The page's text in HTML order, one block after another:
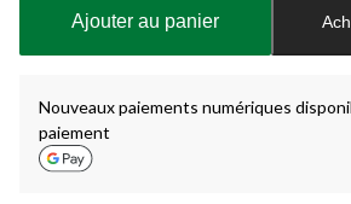
à
Ajouter au panier
Nouveaux paiements numériques
paiement